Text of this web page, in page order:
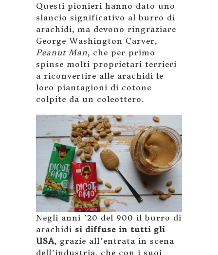
Questi pionieri hanno dato uno
slancio significativo al burro di
arachidi, ma devono ringraziare
George Washington Carver,
Peanut Man, che per primo
spinse molti proprietari terrieri
a riconvertire alle arachidi le
loro piantagioni di cotone
colpite da un coleottero.
Negli anni ’20 del 900 il burro di
arachidi si diffuse in tutti gli
USA, grazie all’entrata in scena
dell’industria, che con i suoi